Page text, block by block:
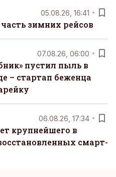
05.08.26, 16:41
зимних рейсов
07.08.26, 06:00
пустил пыль в
– стартап беженца
06.08.26, 17:34
крупнейшего в
смарт-